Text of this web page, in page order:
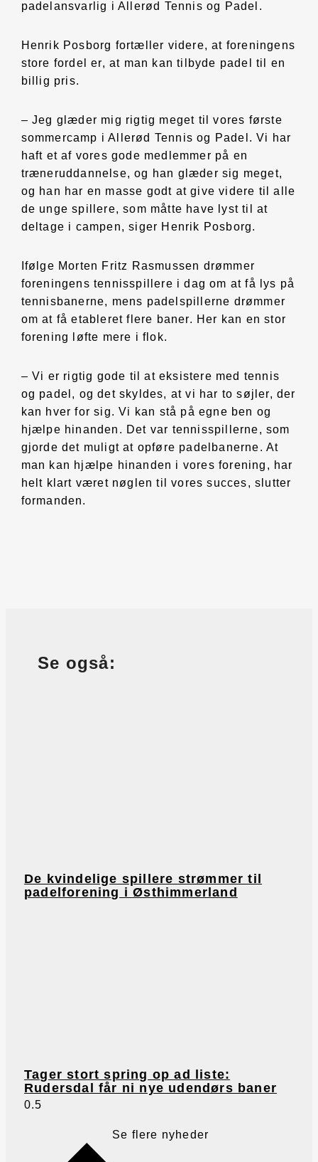
padelansvarlig i Allerød Tennis og Padel.
Henrik Posborg fortæller videre, at foreningens
store fordel er, at man kan tilbyde padel til en
billig pris.
– Jeg glæder mig rigtig meget til vores første
sommercamp i Allerød Tennis og Padel. Vi har
haft et af vores gode medlemmer på en
træneruddannelse, og han glæder sig meget,
og han har en masse godt at give videre til alle
de unge spillere, som måtte have lyst til at
deltage i campen, siger Henrik Posborg.
Ifølge Morten Fritz Rasmussen drømmer
foreningens tennisspillere i dag om at få lys på
tennisbanerne, mens padelspillerne drømmer
om at få etableret flere baner. Her kan en stor
forening løfte mere i flok.
– Vi er rigtig gode til at eksistere med tennis
og padel, og det skyldes, at vi har to søjler, der
kan hver for sig. Vi kan stå på egne ben og
hjælpe hinanden. Det var tennisspillerne, som
gjorde det muligt at opføre padelbanerne. At
man kan hjælpe hinanden i vores forening, har
helt klart været nøglen til vores succes, slutter
formanden.
Se også:
De kvindelige spillere strømmer til
padelforening i Østhimmerland
Tager stort spring op ad liste:
Rudersdal får ni nye udendørs baner
Se flere nyheder